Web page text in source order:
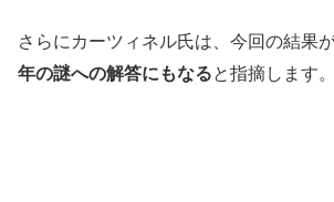
さらにカーツィネル氏は、今回の結果
年の謎への解答にもなると指摘します。